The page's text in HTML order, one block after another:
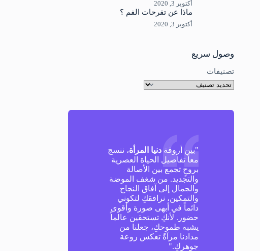
أكتوبر 3, 2020
ماذا عن تقرحات الفم ؟
أكتوبر 3, 2020
وصول سريع
تصنيفات
"بين أروقةدنيا المرأة، ننسج
معاً تفاصيل الحياة العصرية
بروحٍ تجمع بين الأصالة
والتجديد. من شغف الموضة
والجمال إلى آفاق النجاح
والتمكين، نرافقكِ لتكوني
دائماً في أبهى صورة وأقوى
حضور. لأنكِ تستحقين عالماً
يشبه طموحكِ، جعلنا من
مدادنا مرآةً تعكس روعة
جوهركِ."